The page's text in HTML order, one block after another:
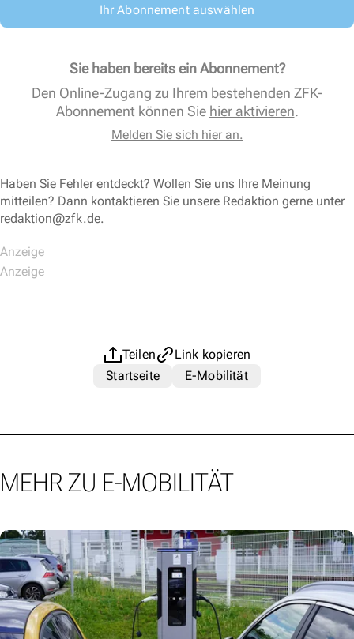
Ihr Abonnement auswählen
Sie haben bereits ein Abonnement?
Den Online-Zugang zu Ihrem bestehenden ZFK-
Abonnement können Sie hier aktivieren.
Melden Sie sich hier an.
Haben Sie Fehler entdeckt? Wollen Sie uns Ihre Meinung
mitteilen? Dann kontaktieren Sie unsere Redaktion gerne unter
redaktion@zfk.de.
Teilen
Link kopieren
Startseite
E-Mobilität
MEHR ZU E-MOBILITÄT